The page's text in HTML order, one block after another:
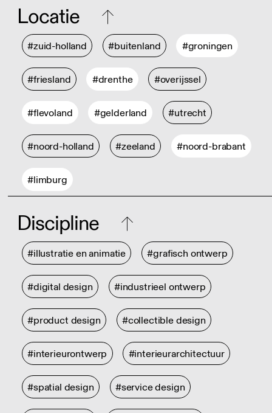
Locatie
#zuid-holland #buitenland #groningen
#friesland #drenthe #overijssel
#flevoland #gelderland #utrecht
#noord-holland #zeeland #noord-brabant
#limburg
Discipline
#illustratie en animatie #grafisch ontwerp
#digital design #industrieel ontwerp
#product design #collectible design
#interieurontwerp #interieurarchitectuur
#spatial design #service design